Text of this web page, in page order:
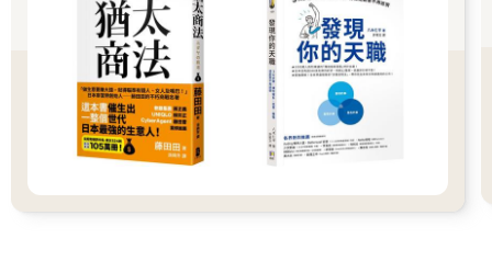
科學，這份天賦就轉成了對哲學的熱衷。我小時候不喜歡睡覺，
有時偷偷爬下床走晃，就常見爸一個人就著小燈，窩在沙發裡讀
哲學家們的著作。我一直認為，爸的至交是哪位提中秋禮盒來拜
訪的叔叔，而是羅素與培根呢。
下午，我與薈待在後面的小房間，不去管外頭祭弔的情況。一陣
子以後，我因某事需要走回會場，結果，我就站在會場的前方，
不敢相信自己眼前所見。偌大會場裡嗡嗡嗡的都是交談聲。好幾
排座位上坐滿婦人，一個個皆著質地上好的衣服，用描出了粗黑
輪廓的精明眼睛打量彼此，一邊還忙碌不已地交談著。媽就坐在